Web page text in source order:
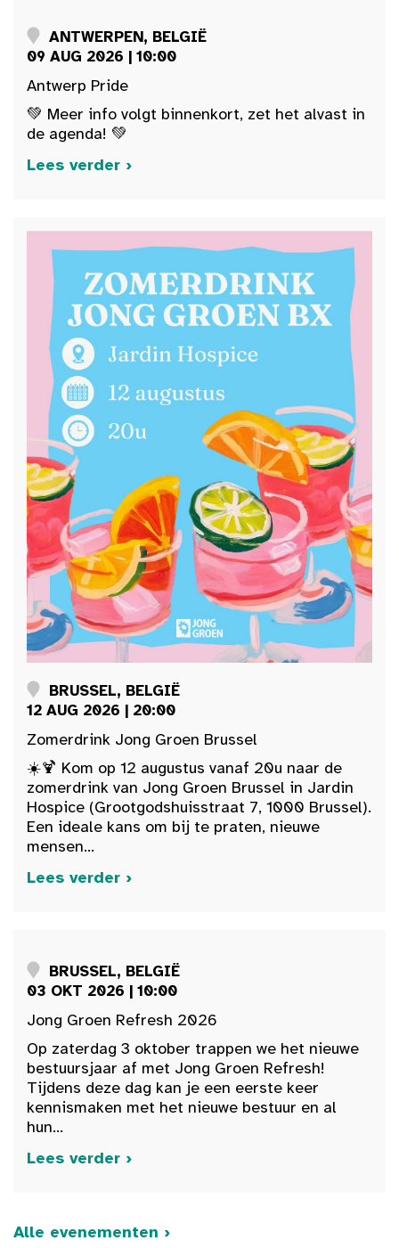
ANTWERPEN, BELGIË
09 AUG 2026 | 10:00
Antwerp Pride
💚 Meer info volgt binnenkort, zet het alvast in
de agenda! 💚
Lees verder ›
BRUSSEL, BELGIË
12 AUG 2026 | 20:00
Zomerdrink Jong Groen Brussel
☀️🍹 Kom op 12 augustus vanaf 20u naar de
zomerdrink van Jong Groen Brussel in Jardin
Hospice (Grootgodshuisstraat 7, 1000 Brussel).
Een ideale kans om bij te praten, nieuwe
mensen...
Lees verder ›
BRUSSEL, BELGIË
03 OKT 2026 | 10:00
Jong Groen Refresh 2026
Op zaterdag 3 oktober trappen we het nieuwe
bestuursjaar af met Jong Groen Refresh!
Tijdens deze dag kan je een eerste keer
kennismaken met het nieuwe bestuur en al
hun...
Lees verder ›
Alle evenementen ›